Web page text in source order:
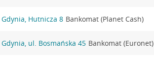
Gdynia, Hutnicza 8 Bankomat (Planet Cash)
Gdynia, ul. Bosmańska 45 Bankomat (Euronet)